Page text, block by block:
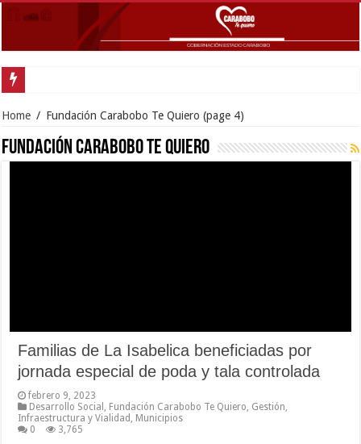
Home / Fundación Carabobo Te Quiero (page 4)
Fundación Carabobo Te Quiero
Familias de La Isabelica beneficiadas por
jornada especial de poda y tala controlada
febrero 9, 2023
Desarrollo Social , Fundación Carabobo Te Quiero, Gestión,
Infraestructura y Vialidad , Municipios
0
3,765